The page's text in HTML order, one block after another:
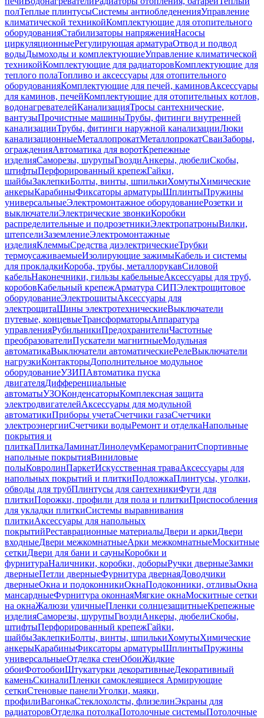
полТеплые плинтусыСистемы антиобледененияУправление
климатической техникойКомплектующие для отопительного
оборудованияСтабилизаторы напряженияНасосы
циркуляционныеРегулирующая арматураОтвод и подвод
водыДымоходы и комплектующиеУправление климатической
техникойКомплектующие для радиаторовКомплектующие для
теплого полаТопливо и аксессуары для отопительного
оборудованияКомплектующие для печей, каминовАксессуары
для каминов, печейКомплектующие для отопительных котлов,
водонагревателейКанализацияТросы сантехнические,
вантузыПрочистные машиныТрубы, фитинги внутренней
канализацииТрубы, фитинги наружной канализацииЛюки
канализационныеМеталлопрокатМеталлопрокатСваиЗаборы,
огражденияАвтоматика для воротКрепежные
изделияСаморезы, шурупыГвоздиАнкеры, дюбелиСкобы,
штифтыПерфорированный крепежГайки,
шайбыЗаклепкиБолты, винты, шпилькиХомутыХимические
анкерыКарабиныФиксаторы арматурыШплинтыПружины
универсальныеЭлектромонтажное оборудованиеРозетки и
выключателиЭлектрические звонкиКоробки
распределительные и подрозетникиЭлектропатроныВилки,
штепселиЗаземлениеЭлектромонтажные
изделияКлеммыСредства диэлектрическиеТрубки
термоусаживаемыеИзолирующие зажимыКабель и системы
для прокладкиКороба, трубы, металлорукавСиловой
кабельНаконечники, гильзы кабельныеАксессуары для труб,
коробовКабельный крепежАрматура СИПЭлектрощитовое
оборудованиеЭлектрощитыАксессуары для
электрощитаШины электротехническиеВыключатели
путевые, концевыеТрансформаторыАппаратура
управленияРубильникиПредохранителиЧастотные
преобразователиПускатели магнитныеМодульная
автоматикаВыключатели автоматическиеРелеВыключатели
нагрузкиКонтакторыДополнительное модульное
оборудованиеУЗИПАвтоматика пуска
двигателяДифференциальные
автоматыУЗОКонденсаторыКомплексная защита
электродвигателейАксессуары для модульной
автоматикиПриборы учетаСчетчики газаСчетчики
электроэнергииСчетчики водыРемонт и отделкаНапольные
покрытия и
плиткаПлиткаЛаминатЛинолеумКерамогранитСпортивные
напольные покрытияВиниловые
полыКовролинПаркетИскусственная траваАксессуары для
напольных покрытий и плиткиПодложкаПлинтусы, уголки,
обводы для трубПлинтусы для сантехникиФуги для
плиткиПорожки, профили для пола и плиткиПриспособления
для укладки плиткиСистемы выравнивания
плиткиАксессуары для напольных
покрытийРеставрационные материалыДвери и аркиДвери
входныеДвери межкомнатныеАрки межкомнатныеМоскитные
сеткиДвери для бани и сауныКоробки и
фурнитураНаличники, коробки, доборыРучки дверныеЗамки
дверныеПетли дверныеФурнитура двернаяДоводчики
дверныеОкна и подоконникиОкнаПодоконники, отливыОкна
мансардныеФурнитура оконнаяМягкие окнаМоскитные сетки
на окнаЖалюзи уличныеПленки солнцезащитныеКрепежные
изделияСаморезы, шурупыГвоздиАнкеры, дюбелиСкобы,
штифтыПерфорированный крепежГайки,
шайбыЗаклепкиБолты, винты, шпилькиХомутыХимические
анкерыКарабиныФиксаторы арматурыШплинтыПружины
универсальныеОтделка стенОбоиЖидкие
обоиФотообоиШтукатурки декоративныеДекоративный
каменьСкиналиПленки самоклеящиеся Армирующие
сеткиСтеновые панелиУголки, маяки,
профилиВагонкаСтеклохолсты, флизелинЭкраны для
радиаторовОтделка потолкаПотолочные системыПотолочные